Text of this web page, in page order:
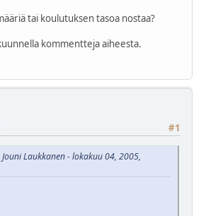
tai koulutuksen tasoa nostaa?
kommentteja aiheesta.
#1
Laukkanen - lokakuu 04, 2005,